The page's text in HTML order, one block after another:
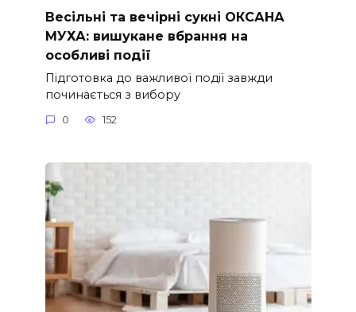
Весільні та вечірні сукні ОКСАНА
МУХА: вишукане вбрання на
особливі події
Підготовка до важливої події завжди
починається з вибору
0 152